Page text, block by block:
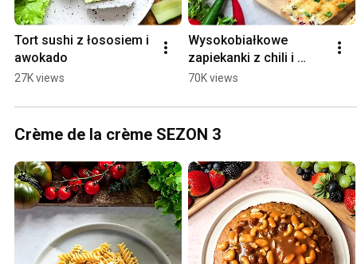
Tort sushi z łososiem i
awokado
27K views
Wysokobiałkowe
zapiekanki z chili i
serkiem wiejskim
70K views
Crème de la crème SEZON 3